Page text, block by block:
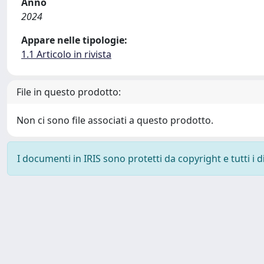
2024
Appare nelle tipologie:
1.1 Articolo in rivista
File in questo prodotto:
Non ci sono file associati a questo prodotto.
I documenti in IRIS sono protetti da copyright e tutti i